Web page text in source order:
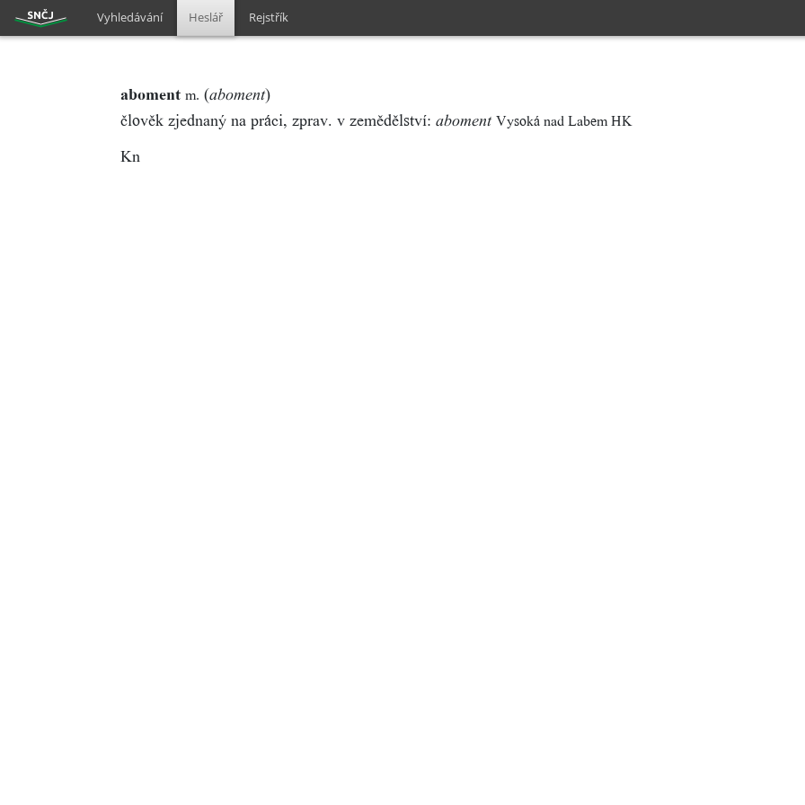
Vyhledávání Heslář Rejstřík
aboment m. (aboment)
člověk zjednaný na práci, zprav. v zemědělství: aboment Vysoká nad Labem HK
Kn